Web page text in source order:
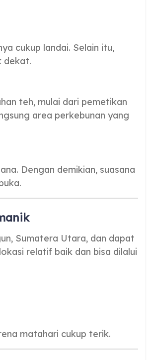
cukup landai. Selain itu,
dekat.
teh, mulai dari pemetikan
area perkebunan yang
Dengan demikian, suasana
Sumatera Utara, dan dapat
relatif baik dan bisa dilalui
matahari cukup terik.